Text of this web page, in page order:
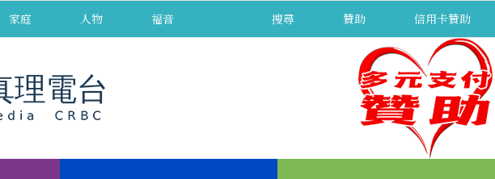
家庭 人物 福音 搜尋 贊助 信用卡贊助